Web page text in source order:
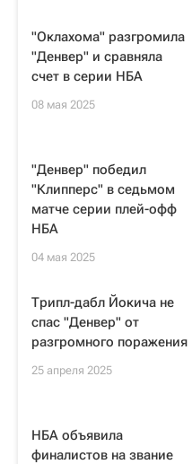
"Оклахома" разгромила
"Денвер" и сравняла
счет в серии НБА
08 мая 2025
"Денвер" победил
"Клипперс" в седьмом
матче серии плей-офф
НБА
04 мая 2025
Трипл-дабл Йокича не
спас "Денвер" от
разгромного поражения
25 апреля 2025
НБА объявила
финалистов на звание